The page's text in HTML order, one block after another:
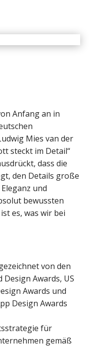
Anfang an in
Mies van der
steckt im Detail“
dass die
den Details große
und
bewussten
es, was wir bei
von den
Design Awards, US
Awards und
Design Awards
für
gemäß